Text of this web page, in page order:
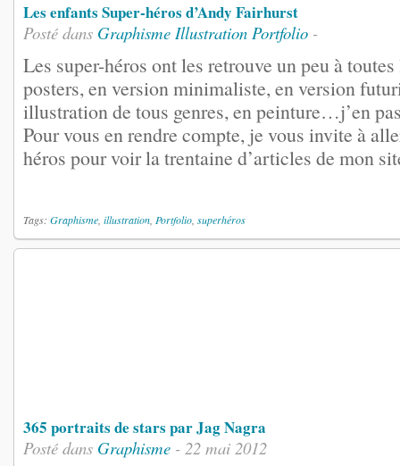
Les enfants Super-héros d’Andy Fairhurst
Posté dans Graphisme Illustration Portfolio -
Les super-héros ont les retrouve un peu à toutes
posters, en version minimaliste, en version
illustration de tous genres, en peinture…j’en
Pour vous en rendre compte, je vous invite à
héros pour voir la trentaine d’articles de mon
Tags: Graphisme illustration Portfolio superhéros
365 portraits de stars par Jag Nagra
Posté dans Graphisme - 22 mai 2012